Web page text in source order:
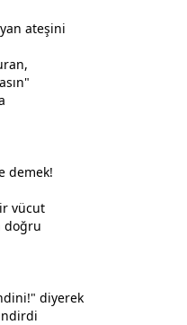
ateşini
demek!
vücut
doğru
diyerek